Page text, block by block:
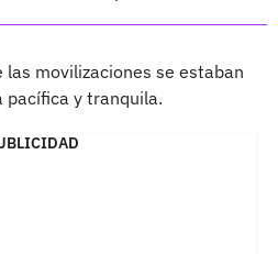
movilizaciones se estaban
pacífica y tranquila.